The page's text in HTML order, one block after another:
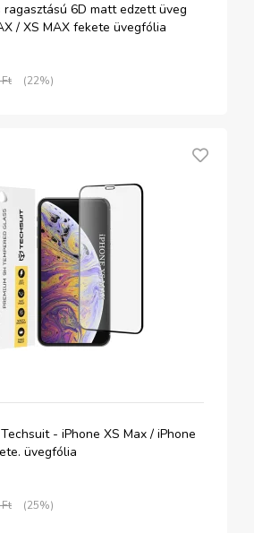
6D matt edzett üveg
/ XS MAX fekete üvegfólia
(22%)
- iPhone XS Max / iPhone
üvegfólia
(25%)